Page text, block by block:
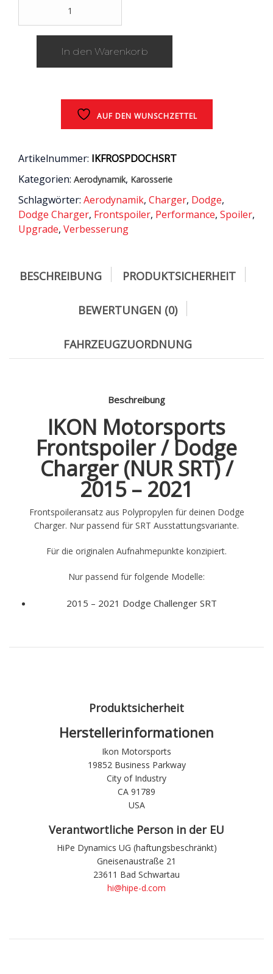
Frontspoiler
Charger
Menge
In den Warenkorb
AUF DEN WUNSCHZETTEL
Artikelnummer: IKFROSPDOCHSRT
Kategorien: Aerodynamik, Karosserie
Schlagwörter: Aerodynamik, Charger, Dodge,
Dodge Charger, Frontspoiler, Performance, Spoiler,
Upgrade, Verbesserung
BESCHREIBUNG PRODUKTSICHERHEIT
BEWERTUNGEN (0)
FAHRZEUGZUORDNUNG
Beschreibung
IKON Motorsports
Frontspoiler / Dodge
Charger (NUR SRT) /
2015 – 2021
Frontspoileransatz aus Polypropylen für deinen Dodge
Charger. Nur passend für SRT Ausstattungsvariante.
Für die originalen Aufnahmepunkte konzipiert.
Nur passend für folgende Modelle:
2015 – 2021 Dodge Challenger SRT
Produktsicherheit
Herstellerinformationen
Ikon Motorsports
19852 Business Parkway
City of Industry
CA 91789
USA
Verantwortliche Person in der EU
HiPe Dynamics UG (haftungsbeschränkt)
Gneisenaustraße 21
23611 Bad Schwartau
hi@hipe-d.com